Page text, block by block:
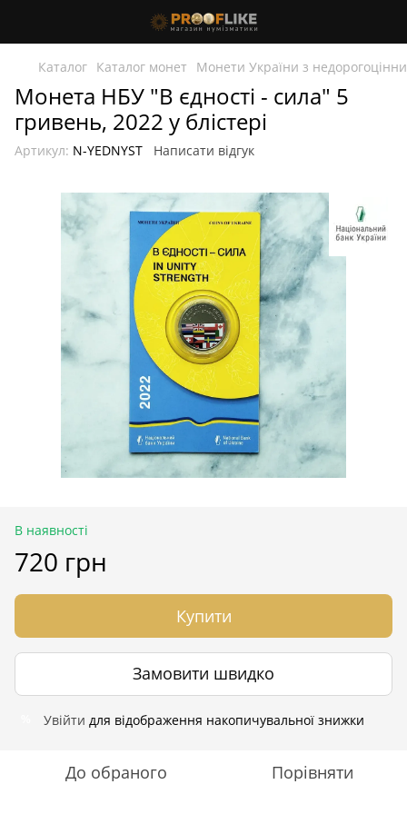
Каталог Каталог монет Монети України з
Монета НБУ "В єдності - сила" 5
гривень, 2022 у блістері
Артикул: N-YEDNYST Написати відгук
В наявності
720 грн
Купити
Замовити швидко
Увійти для відображення накопичувальної знижки
До обраного Порівняти